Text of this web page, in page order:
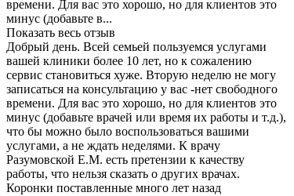
времени. Для вас это хорошо, но для клиентов это
минус (добавьте в...
Показать весь отзыв
Добрый день. Всей семьей пользуемся услугами
вашей клиники более 10 лет, но к сожалению
сервис становиться хуже. Вторую неделю не могу
записаться на консультацию у вас -нет свободного
времени. Для вас это хорошо, но для клиентов это
минус (добавьте врачей или время их работы и т.д.),
что бы можно было воспользоваться вашими
услугами, а не ждать неделями. К врачу
Разумовской Е.М. есть претензии к качеству
работы, что нельзя сказать о других врачах.
Коронки поставленные много лет назад